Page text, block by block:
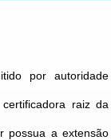
por autoridade
raiz da
possua a extensão